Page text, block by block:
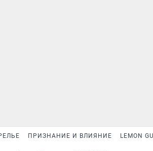
ПРИЗНАНИЕ И ВЛИЯНИЕ LEMON